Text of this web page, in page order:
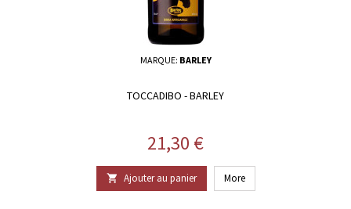
MARQUE: BARLEY
TOCCADIBO - BARLEY
Prix
21,30 €
 Ajouter au panier More